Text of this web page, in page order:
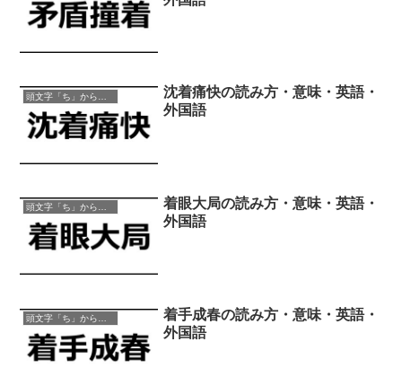
沈着痛快の読み方・意味・英語・
外国語
頭文字「ち」から始まる四字熟語
着眼大局の読み方・意味・英語・
外国語
着手成春の読み方・意味・英語・
外国語